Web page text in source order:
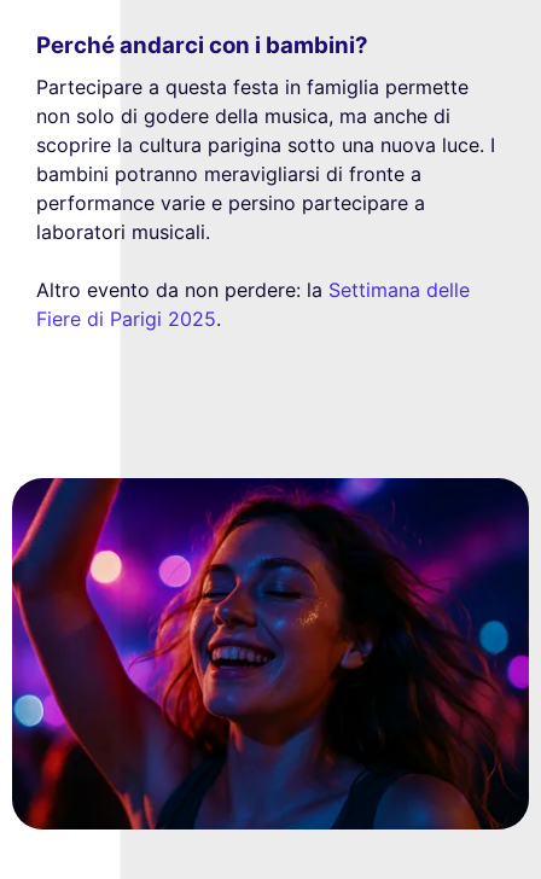
Perché andarci con i bambini?
Partecipare a questa festa in famiglia permette
non solo di godere della musica, ma anche di
scoprire la cultura parigina sotto una nuova luce. I
bambini potranno meravigliarsi di fronte a
performance varie e persino partecipare a
laboratori musicali.
Altro evento da non perdere: la Settimana delle
Fiere di Parigi 2025.